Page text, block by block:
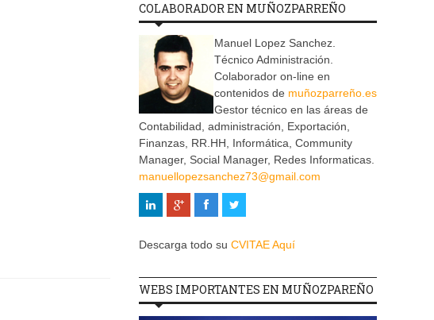
COLABORADOR EN MUÑOZPARREÑO
Manuel Lopez Sanchez.
Técnico Administración.
Colaborador on-line en
contenidos de muñozparreño.es
Gestor técnico en las áreas de
Contabilidad, administración, Exportación,
Finanzas, RR.HH, Informática, Community
Manager, Social Manager, Redes Informaticas.
manuellopezsanchez73@gmail.com
Descarga todo su CVITAE Aquí
WEBS IMPORTANTES EN MUÑOZPAREÑO